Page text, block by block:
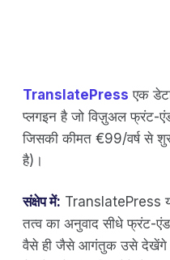
TranslatePress एक
प्लगइन है जो विज़ुअल फ्रंट-
जिसकी कीमत €99/वर्ष से
है)।
संक्षेप में: TranslatePress
तत्व का अनुवाद सीधे फ्रंट-
वैसे ही जैसे आगंतुक उसे